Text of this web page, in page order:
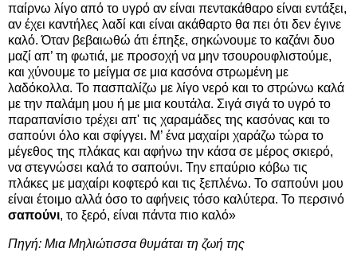
παίρνω λίγο από το υγρό αν είναι πεντακάθαρο είναι εντάξει,
αν έχει καντήλες λαδί και είναι ακάθαρτο θα πει ότι δεν έγινε
καλό. Όταν βεβαιωθώ άτι έπηξε, σηκώνουμε το καζάνι δυο
μαζί απ’ τη φωτιά, με προσοχή να μην τσουρουφλιστούμε,
και χύνουμε το μείγμα σε μια κασόνα στρωμένη με
λαδόκολλα. Το πασπαλίζω με λίγο νερό και το στρώνω καλά
με την παλάμη μου ή με μια κουτάλα. Σιγά σιγά το υγρό το
παραπανίσιο τρέχει απ' τις χαραμάδες της κασόνας και το
σαπούνι όλο και σφίγγει. Μ’ ένα μαχαίρι χαράζω τώρα το
μέγεθος της πλάκας και αφήνω την κάσα σε μέρος σκιερό,
να στεγνώσει καλά το σαπούνι. Την επαύριο κόβω τις
πλάκες με μαχαίρι κοφτερό και τις ξεπλένω. Το σαπούνι μου
είναι έτοιμο αλλά όσο το αφήνεις τόσο καλύτερα. Το περσινό
σαπούνι, το ξερό, είναι πάντα πιο καλό»
Πηγή: Μια Μηλιώτισσα θυμάται τη ζωή της